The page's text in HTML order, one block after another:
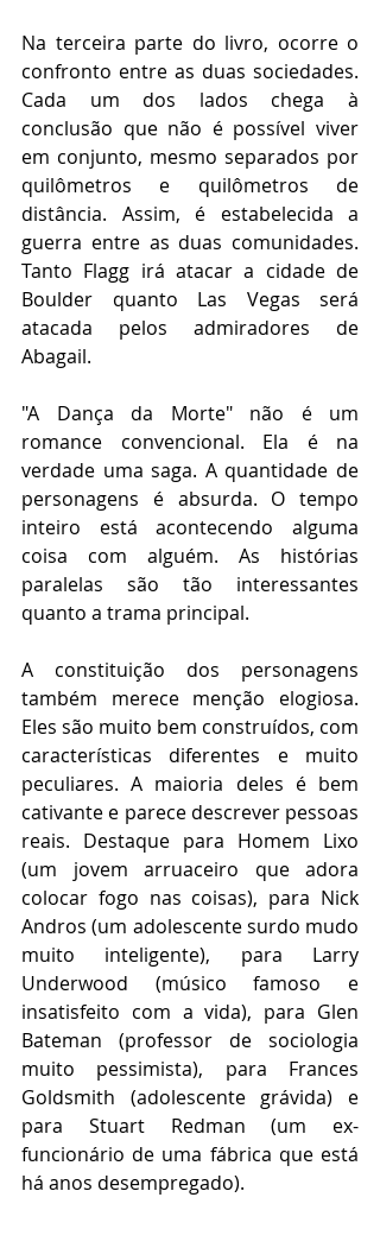
Na terceira parte do livro, ocorre o
confronto entre as duas sociedades.
Cada um dos lados chega à
conclusão que não é possível viver
em conjunto, mesmo separados por
quilômetros e quilômetros de
distância. Assim, é estabelecida a
guerra entre as duas comunidades.
Tanto Flagg irá atacar a cidade de
Boulder quanto Las Vegas será
atacada pelos admiradores de
Abagail.
"A Dança da Morte" não é um
romance convencional. Ela é na
verdade uma saga. A quantidade de
personagens é absurda. O tempo
inteiro está acontecendo alguma
coisa com alguém. As histórias
paralelas são tão interessantes
quanto a trama principal.
A constituição dos personagens
também merece menção elogiosa.
Eles são muito bem construídos, com
características diferentes e muito
peculiares. A maioria deles é bem
cativante e parece descrever pessoas
reais. Destaque para Homem Lixo
(um jovem arruaceiro que adora
colocar fogo nas coisas), para Nick
Andros (um adolescente surdo mudo
muito inteligente), para Larry
Underwood (músico famoso e
insatisfeito com a vida), para Glen
Bateman (professor de sociologia
muito pessimista), para Frances
Goldsmith (adolescente grávida) e
para Stuart Redman (um ex-
funcionário de uma fábrica que está
há anos desempregado).